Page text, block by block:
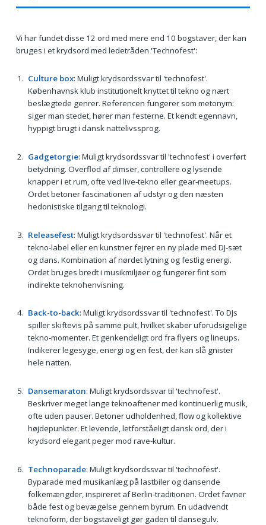
Vi har fundet disse 12 ord med mere end 10 bogstaver, der kan
bruges i et krydsord med ledetråden 'Technofest':
Culture box: Muligt krydsordssvar til 'technofest'.
Københavnsk klub institutionelt knyttet til tekno og nært
beslægtede genrer. Referencen fungerer som metonym:
siger man stedet, hører man festerne. Et kendt egennavn,
hyppigt brugt i dansk nattelivssprog.
Gadgetorgie: Muligt krydsordssvar til 'technofest' i overført
betydning. Overflod af dimser, controllere og lysende
knapper i et rum, ofte ved live‑tekno eller gear‑meetups.
Ordet betoner fascinationen af udstyr og den næsten
hedonistiske tilgang til teknologi.
Releasefest: Muligt krydsordssvar til 'technofest'. Når et
tekno‑label eller en kunstner fejrer en ny plade med DJ‑sæt
og dans. Kombination af nørdet lytning og festlig energi.
Ordet bruges bredt i musikmiljøer og fungerer fint som
indirekte teknohenvisning.
Back-to-back: Muligt krydsordssvar til 'technofest'. To DJs
spiller skiftevis på samme pult, hvilket skaber uforudsigelige
tekno‑momenter. Et genkendeligt ord fra flyers og lineups.
Indikerer legesyge, energi og en fest, der kan slå gnister
hele natten.
Dansemaraton: Muligt krydsordssvar til 'technofest'.
Beskriver meget lange teknoaftener med kontinuerlig musik,
ofte uden pauser. Betoner udholdenhed, flow og kollektive
højdepunkter. Et levende, letforståeligt dansk ord, der i
krydsord elegant peger mod rave‑kultur.
Technoparade: Muligt krydsordssvar til 'technofest'.
Byparade med musikanlæg på lastbiler og dansende
folkemængder, inspireret af Berlin‑traditionen. Ordet favner
både fest og bevægelse gennem byrum. En udadvendt
teknoform, der bogstaveligt gør gaden til dansegulv.